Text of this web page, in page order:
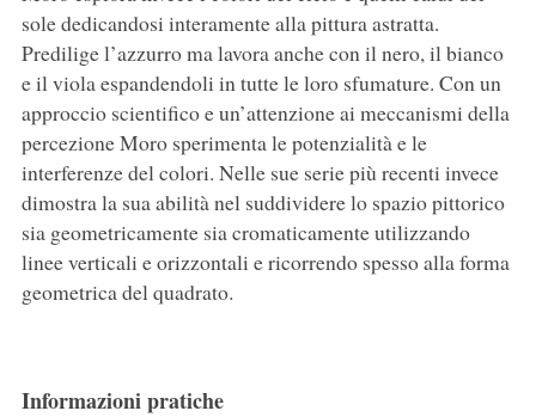
sole dedicandosi interamente alla pittura astratta.
Predilige l’azzurro ma lavora anche con il nero, il bianco
e il viola espandendoli in tutte le loro sfumature. Con un
approccio scientifico e un’attenzione ai meccanismi della
percezione Moro sperimenta le potenzialità e le
interferenze del colori. Nelle sue serie più recenti invece
dimostra la sua abilità nel suddividere lo spazio pittorico
sia geometricamente sia cromaticamente utilizzando
linee verticali e orizzontali e ricorrendo spesso alla forma
geometrica del quadrato.
Informazioni pratiche